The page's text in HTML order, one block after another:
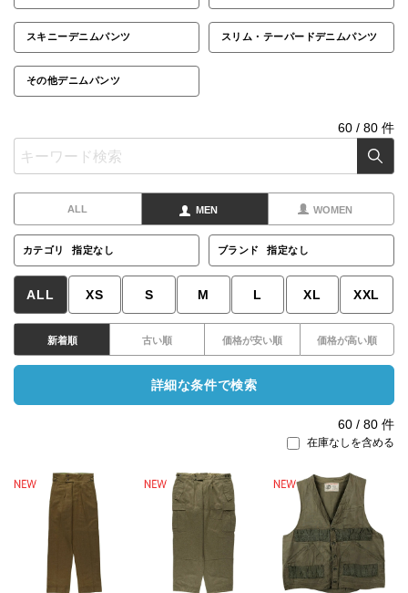
スキニーデニムパンツ スリム・テーパードデニムパンツ
その他デニムパンツ
60 / 80 件
ALL MEN WOMEN
カテゴリ 指定なし ブランド 指定なし
ALL XS S M L XL XXL
新着順 古い順 価格が安い順 価格が高い順
詳細な条件で検索
60 / 80 件
在庫なしを含める